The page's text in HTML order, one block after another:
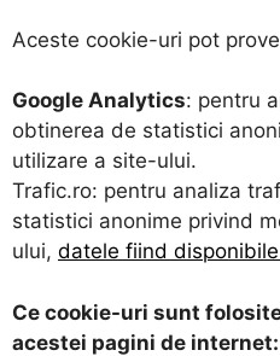
Aceste cookie-uri pot
Google Analytics: pentru
obtinerea de statistici
utilizare a site-ului.
Trafic.ro: pentru analiza
statistici anonime privind
ului, datele fiind
Ce cookie-uri sunt
acestei pagini de internet: